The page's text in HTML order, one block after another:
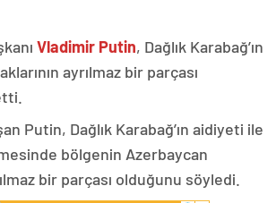
Vladimir Putin, Dağlık Karabağ’ın
ayrılmaz bir parçası
Putin, Dağlık Karabağ’ın aidiyeti ile
bölgenin Azerbaycan
bir parçası olduğunu söyledi.